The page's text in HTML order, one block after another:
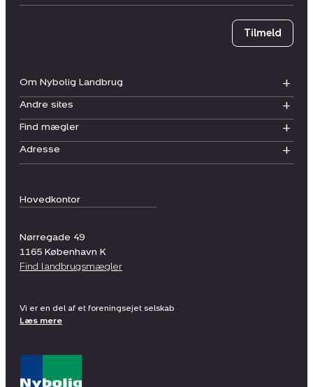
Hovedkontor
Nørregade 49
1165 København K
Find landbrugsmægler
Om Nybolig Landbrug
Andre sites
Find mægler
Adresse
Tilmeld
Vi er en del af et foreningsejet selskab
Læs mere